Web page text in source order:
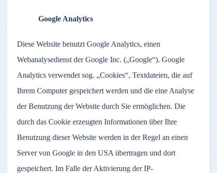
Google Analytics
Diese Website benutzt Google Analytics, einen
Webanalysedienst der Google Inc. („Google“). Google
Analytics verwendet sog. „Cookies“, Textdateien, die auf
Ihrem Computer gespeichert werden und die eine Analyse
der Benutzung der Website durch Sie ermöglichen. Die
durch das Cookie erzeugten Informationen über Ihre
Benutzung dieser Website werden in der Regel an einen
Server von Google in den USA übertragen und dort
gespeichert. Im Falle der Aktivierung der IP-